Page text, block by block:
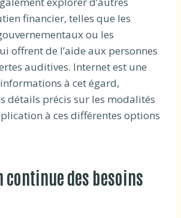
financier, telles que les
ou les
offrent de l’aide aux personnes
auditives. Internet est une
à cet égard,
détails précis sur les modalités
à ces différentes options
continue des besoins